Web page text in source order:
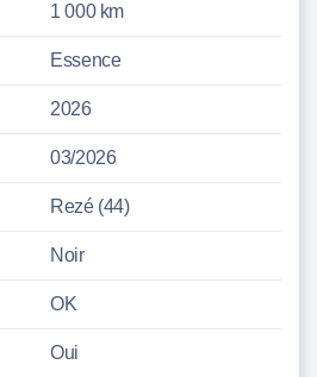
1 000 km
Essence
2026
03/2026
Rezé (44)
Noir
OK
Oui